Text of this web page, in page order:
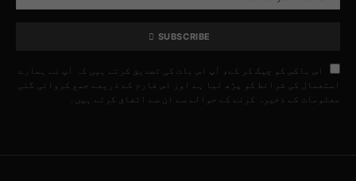
SUBSCRIBE
اس باکس کو چیک کر کے، آپ اس بات کی تصدیق کرتے ہیں کہ آپ نے ہمارے
استعمال کی شرائط کو پڑھ لیا ہے اور اس فارم کے ذریعے جمع کروائی گئی
معلومات کے ذخیرہ کرنے کے حوالے سے ان سے اتفاق کرتے ہیں۔